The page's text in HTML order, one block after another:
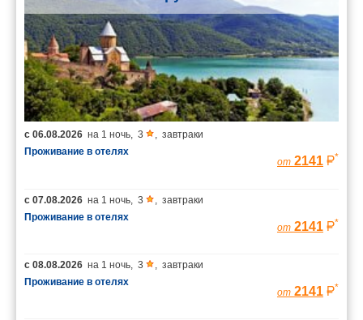
с 06.08.2026 на 1 ночь, 3 , завтраки
Проживание в отелях
от 2141 *
с 07.08.2026 на 1 ночь, 3 , завтраки
Проживание в отелях
от 2141 *
с 08.08.2026 на 1 ночь, 3 , завтраки
Проживание в отелях
от 2141 *